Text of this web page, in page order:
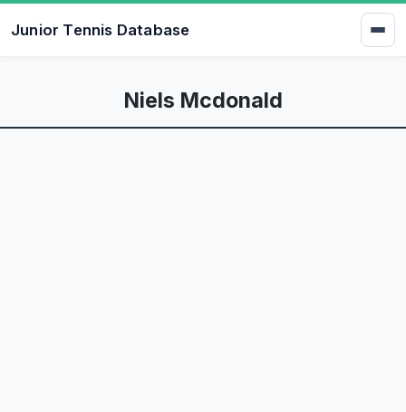
Junior Tennis Database
Niels Mcdonald